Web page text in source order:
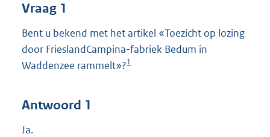
Vraag 1
Bent u bekend met het artikel «Toezicht op lozing
door FrieslandCampina-fabriek Bedum in
Waddenzee rammelt»?1
Antwoord 1
Ja.